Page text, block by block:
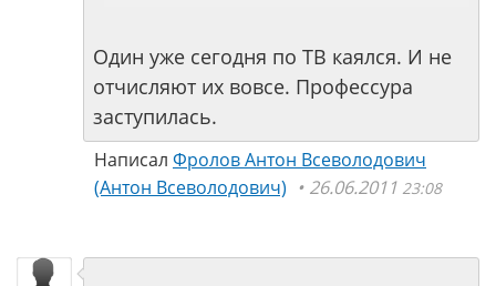
Один уже сегодня по ТВ каялся. И не
отчисляют их вовсе. Профессура
заступилась.
Написал Фролов Антон Всеволодович
(Антон Всеволодович)
26.06.2011 23:08